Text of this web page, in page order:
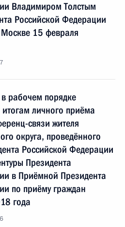
Владимиром Толстым
Российской Федерации
15 февраля
рабочем порядке
личного приёма
связи жителя
округа, проведённого
Российской Федерации
Президента
в Приёмной Президента
по приёму граждан
года